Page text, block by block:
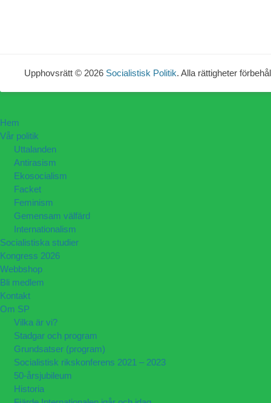
Upphovsrätt © 2026 Socialistisk Politik. Alla rättigheter
Hem
Vår politik
Uttalanden
Antirasism
Ekosocialism
Facket
Feminism
Gemensam välfärd
Internationalism
Socialistiska studier
Kongress 2026
Webbshop
Bli medlem
Kontakt
Om SP
Vilka är vi?
Stadgar och program
Grundsatser (program)
Socialistisk rikskonferens 2021 – 2023
50-årsjubileum
Historia